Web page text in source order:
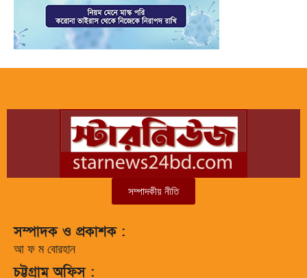
সম্পাদকীয় নীতি
সম্পাদক ও প্রকাশক :
আ ফ ম বোরহান
চট্টগ্রাম অফিস :